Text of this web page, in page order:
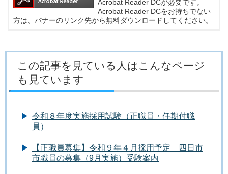
Acrobat Reader DCが必要です。
Acrobat Reader DCをお持ちでない
方は、バナーのリンク先から無料ダウンロードしてください。
この記事を見ている人はこんなページ
も見ています
令和８年度実施採用試験（正職員・任期付職
員）
【正職員募集】令和９年４月採用予定 四日市
市職員の募集（9月実施）受験案内